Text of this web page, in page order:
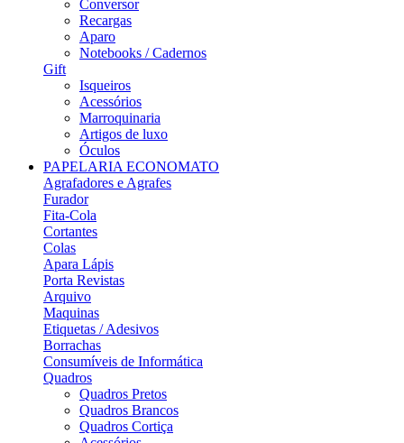
Conversor
Recargas
Aparo
Notebooks / Cadernos
Gift
Isqueiros
Acessórios
Marroquinaria
Artigos de luxo
Óculos
PAPELARIA ECONOMATO
Agrafadores e Agrafes
Furador
Fita-Cola
Cortantes
Colas
Apara Lápis
Porta Revistas
Arquivo
Maquinas
Etiquetas / Adesivos
Borrachas
Consumíveis de Informática
Quadros
Quadros Pretos
Quadros Brancos
Quadros Cortiça